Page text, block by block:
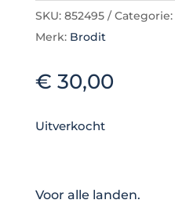
SKU: 852495 Categorie:
Merk: Brodit
€ 30,00
Uitverkocht
Voor alle landen.